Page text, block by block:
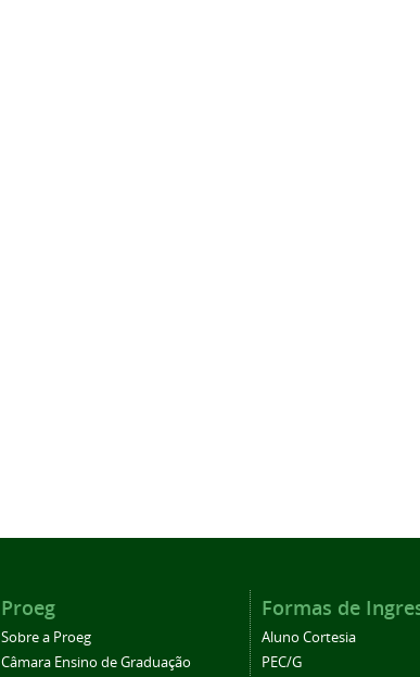
Proeg
Sobre a Proeg
Câmara Ensino de Graduação
Formas de
Aluno Cortesia
PEC/G